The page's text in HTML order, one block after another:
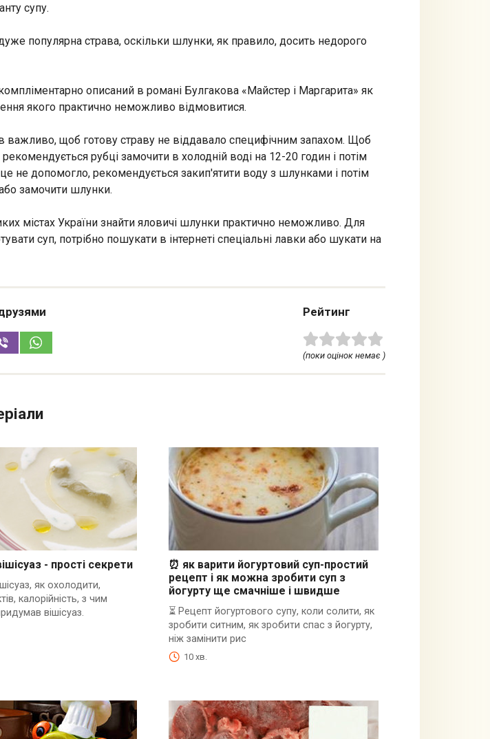
супу.
популярна страва, оскільки шлунки, як правило, досить недорого
описаний в романі Булгакова «Майстер і Маргарита» як
якого практично неможливо відмовитися.
важливо, щоб готову страву не віддавало специфічним запахом. Щоб
рекомендується рубці замочити в холодній воді на 12-20 годин і потім
не допомогло, рекомендується закип'ятити воду з шлунками і потім
замочити шлунки.
містах України знайти яловичі шлунки практично неможливо. Для
суп, потрібно пошукати в інтернеті спеціальні лавки або шукати на
Рейтинг
(поки оцінок немає )
- прості секрети
як охолодити,
калорійність, з чим
вішісуаз.
⏰ як варити йогуртовий суп-простий
рецепт і як можна зробити суп з
йогурту ще смачніше і швидше
⏳ Рецепт йогуртового супу, коли солити, як
зробити ситним, як зробити спас з йогурту,
ніж замінити рис
10 хв.